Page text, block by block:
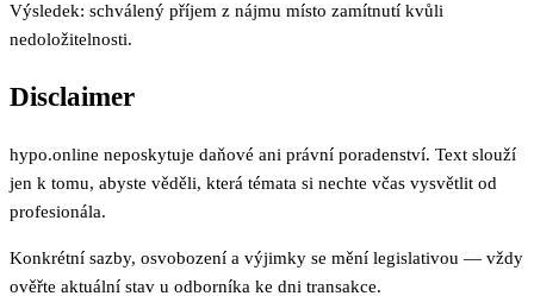
Výsledek: schválený příjem z nájmu místo zamítnutí kvůli
nedoložitelnosti.
Disclaimer
hypo.online neposkytuje daňové ani právní poradenství. Text slouží
jen k tomu, abyste věděli, která témata si nechte včas vysvětlit od
profesionála.
Konkrétní sazby, osvobození a výjimky se mění legislativou — vždy
ověřte aktuální stav u odborníka ke dni transakce.